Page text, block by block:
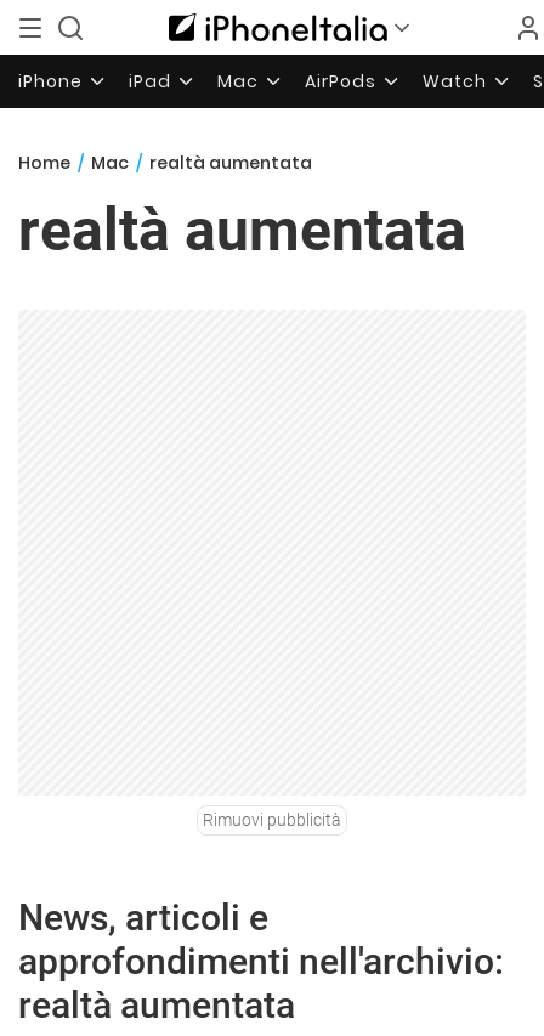
iPhone iPad Mac AirPods Watch
Home / Mac / realtà aumentata
realtà aumentata
Rimuovi pubblicità
News, articoli e
approfondimenti nell'archivio:
realtà aumentata